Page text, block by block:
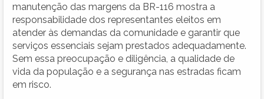
manutenção das margens da BR-116 mostra a
responsabilidade dos representantes eleitos em
atender às demandas da comunidade e garantir que
serviços essenciais sejam prestados adequadamente.
Sem essa preocupação e diligência, a qualidade de
vida da população e a segurança nas estradas ficam
em risco.